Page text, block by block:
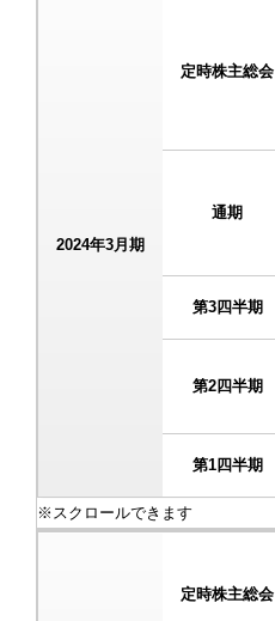
2024年3月期
定時株主総会
通期
第3四半期
第2四半期
第1四半期
定時株主総会